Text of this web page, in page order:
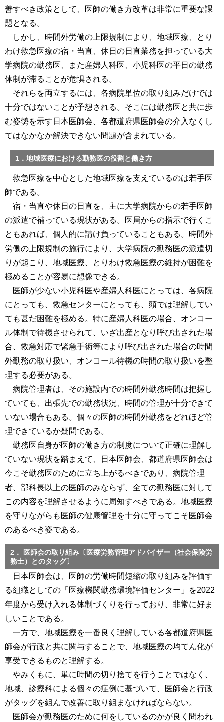
善すべき政策として、医師の働き方改革は非常に重要な課
題となる。
しかし、時間外労働の上限規制により、地域医療、とり
わけ救急医療の宿・当直、休日の日直業務を担っている大
学病院の勤務医、また産婦人科医、小児科医の平日の勤務
体制が滞ることが危惧される。
それらを両立するには、各病院単位の取り組みだけでは
十分ではないことが予想される。そこには勤務医と共に歩
む姿勢を示す日本医師会、各都道府県医師会の介入なくし
てはなかなか解決できない問題が含まれている。
1．地域医療における勤務医の役割と働き方
救急医療を中心とした地域医療を支えているのは若手医
師である。
宿・当直や休日の日直を、主に大学病院からの若手医師
の派遣で補っている現状がある。医局からの指示で行くこ
ともあれば、個人的に請け負っていることもある。時間外
労働の上限規制の施行により、大学病院の勤務医の派遣切
りが起こり、地域医療、とりわけ救急医療の維持が困難を
極めることが容易に想像できる。
医師が少ない小児科医や産婦人科医にとっては、各病院
にとっても、救急センターにとっても、頭では理解してい
ても甚だ困難を極める。特に産婦人科医の場合、オンコー
ル体制で待機させられて、いざ出産となり呼び出された場
合、救急対応で緊急手術等により呼び出された場合の時間
外勤務の取り扱い、オンコール待機の時間の取り扱いを整
理する必要がある。
病院管理者は、その施設内での時間外勤務時間は把握し
ていても、出張先での勤務状況、時間の管理が十分できて
いない場合もある。個々の医師の時間外勤務をどれほど管
理できているか疑問である。
勤務医自身が医師の働き方の制度について正確に理解し
ていない現状を踏まえて、日本医師会、都道府県医師会は
今こそ勤務医のために立ち上がるべきであり、病院管理
者、部科長以上の医師のみならず、全ての勤務医に対して
この内容を理解させるように周知すべきである。地域医療
を守りながらも医師の健康管理を十分に守ってこそ医師会
のあるべき姿である。
2． 医師会の取り組み〔医療労務管理アドバイザー（社会保険労
務士）とのタッグ〕
日本医師会は、医師の労働時間短縮の取り組みを評価す
る組織としての「医療機関勤務環境評価センター」を2022
年度から受け入れる体制づくりを行っており、非常に好ま
しいことである。
一方で、地域医療を一番良く理解している各都道府県医
師会が行政と共に関与することで、地域医療の均てん化が
享受できるものと理解する。
やみくもに、単に時間の切り捨てを行うことではなく、
地域、診療科による個々の症例に基づいて、医師会と行政
がタッグを組んで改善に取り組まなければならない。
医師会が勤務医のために何をしているのかが良く問われ